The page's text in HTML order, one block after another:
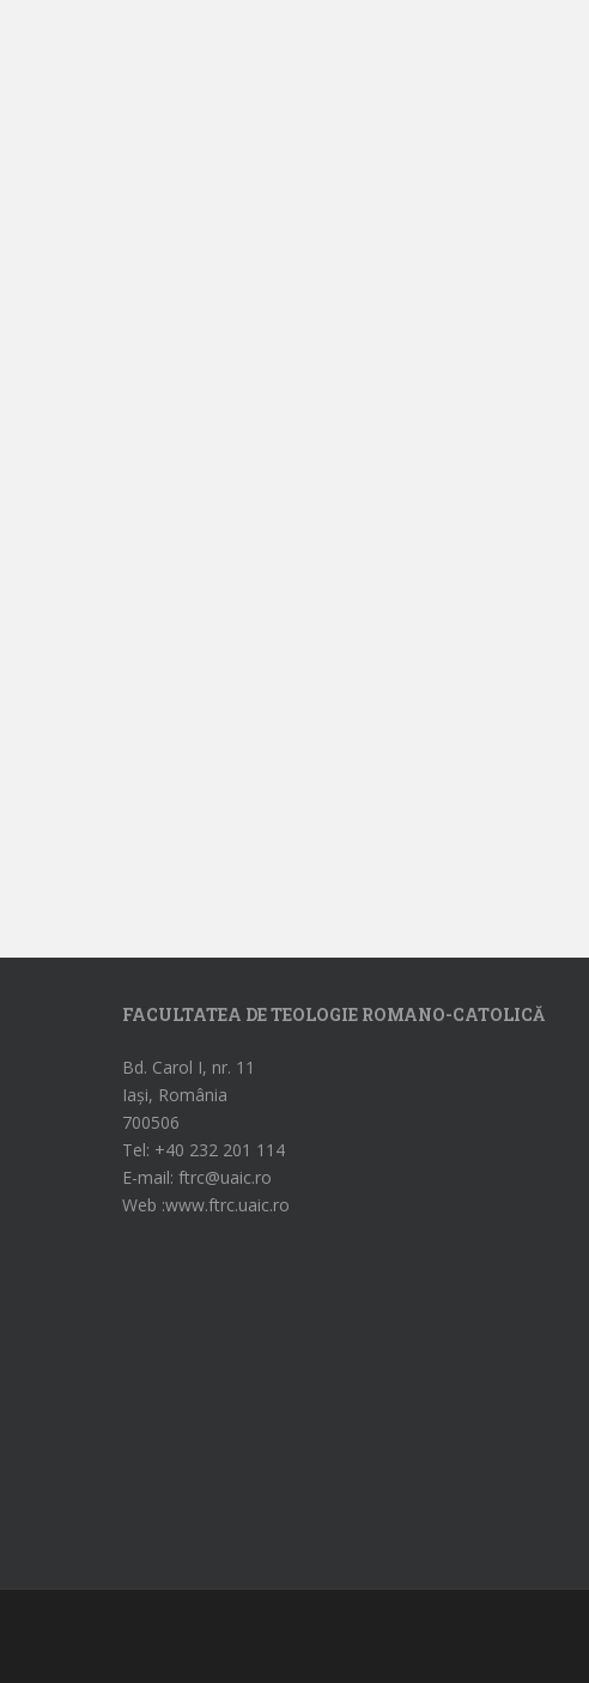
FACULTATEA DE TEOLOGIE ROMANO-CATOLICĂ
Bd. Carol I, nr. 11
Iași, România
700506
Tel: +40 232 201 114
E-mail: ftrc@uaic.ro
Web :www.ftrc.uaic.ro